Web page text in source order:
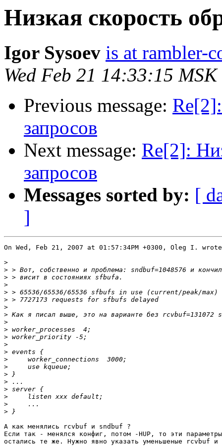
Низкая скорость
Igor Sysoev is at rambler-
Wed Feb 21 14:33:15
Previous message:
запросов
Next message: Re[2]:
запросов
Messages sorted by: [
]
On Wed, Feb 21, 2007 at 01:57:34PM +0300, Oleg I.
>
>
>
>
>
>
>
>
>
>
>
>
>
>
>
>
>
>
>
>
>
А как менялись rcvbuf и sndbuf ?
Если так - менялся конфиг, потом -HUP, то эти
остались те же. Нужно явно указать уменьшеные rcvbuf